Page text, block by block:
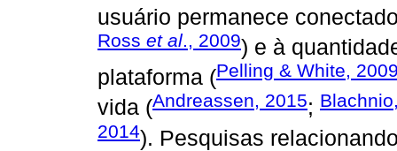
usuário permanece
Ross et al., 2009) e à
plataforma (Pelling & White,
vida (Andreassen, 2015;
2014). Pesquisas